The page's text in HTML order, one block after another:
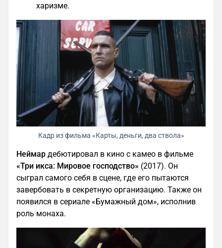
харизме.
Кадр из фильма «Карты, деньги, два ствола»
Неймар дебютировал в кино с камео в фильме
«Три икса: Мировое господство» (2017). Он
сыграл самого себя в сцене, где его пытаются
завербовать в секретную организацию. Также он
появился в сериале «Бумажный дом», исполнив
роль монаха.